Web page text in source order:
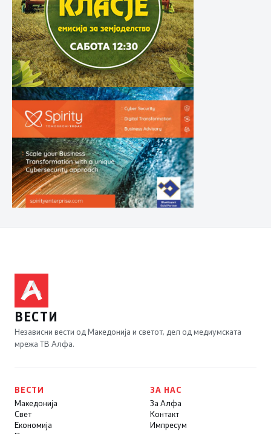
ВЕСТИ
Независни вести од Македонија и светот, дел од медиумската
мрежа ТВ Алфа.
ВЕСТИ
Македонија
Свет
Економија
ЗА НАС
За Алфа
Контакт
Импресум